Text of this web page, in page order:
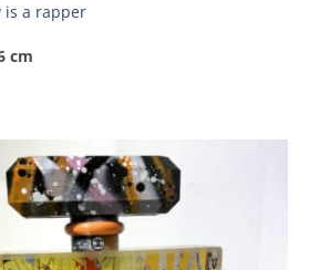
is a rapper
cm